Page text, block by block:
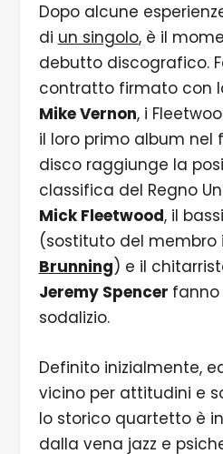
Dopo alcune
di un singolo, è il
debutto discografico.
contratto firmato con
Mike Vernon, i
il loro primo album nel
disco raggiunge la
classifica del Regno
Mick Fleetwood, il
(sostituto del membro
Brunning) e il
Jeremy Spencer
sodalizio.
Definito inizialmente,
vicino per attitudini e
lo storico quartetto è
dalla vena jazz e